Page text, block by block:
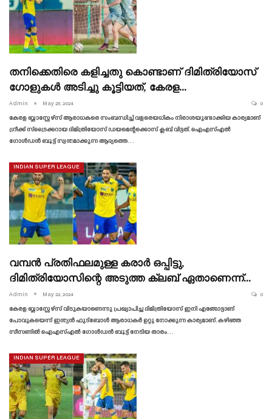
തനിക്കെതിരെ കളിച്ചതു കൊണ്ടാണ് ദിമിത്രിയോസ്
ഗോളുകൾ അടിച്ചു കൂട്ടിയത്, കേരള…
Admin May 25, 2024 0
കേരള ബ്ലാസ്റ്റേഴ്‌സ് ആരാധകരെ സംബന്ധിച്ച് വളരെയധികം നിരാശയുണ്ടാക്കിയ കാര്യമാണ്
ഗ്രീക്ക് സ്‌ട്രൈക്കറായ ദിമിത്രിയോസ് ഡയമെന്റക്കൊസ് ക്ലബ് വിട്ടത്. ഐഎസ്എൽ
ഗോൾഡൻ ബൂട്ട് സ്വന്തമാക്കുന്ന ആദ്യത്തെ…
INDIAN SUPER LEAGUE
വമ്പൻ പ്രതിഫലമുള്ള കരാർ ഒപ്പിട്ടു,
ദിമിത്രിയോസിന്റെ അടുത്ത ക്ലബ് ഏതാണെന്ന്…
Admin May 22, 2024 0
കേരള ബ്ലാസ്റ്റേഴ്‌സ് വിടുകയാണെന്നു പ്രഖ്യാപിച്ച ദിമിത്രിയോസ് ഇനി എങ്ങോട്ടാണ്
പോവുകയെന്ന് ഇന്ത്യൻ ഫുട്ബോൾ ആരാധകർ ഉറ്റു നോക്കുന്ന കാര്യമാണ്. കഴിഞ്ഞ
സീസണിൽ ഐഎസ്എൽ ഗോൾഡൻ ബൂട്ട് നേടിയ താരം…
INDIAN SUPER LEAGUE